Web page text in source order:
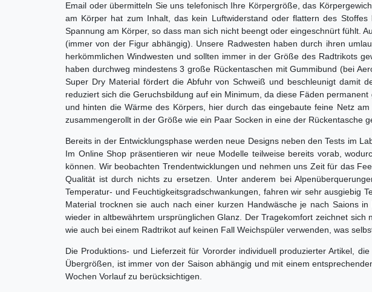
Email oder übermitteln Sie uns telefonisch Ihre Körpergröße, das
am Körper hat zum Inhalt, das kein Luftwiderstand oder flattern des
Spannung am Körper, so dass man sich nicht beengt oder eingeschnürt fühlt.
(immer von der Figur abhängig). Unsere Radwesten haben durch ihren
herkömmlichen Windwesten und sollten immer in der Größe des Radtrikots
haben durchweg mindestens 3 große Rückentaschen mit Gummibund (bei
Super Dry Material fördert die Abfuhr von Schweiß und beschleunigt damit
reduziert sich die Geruchsbildung auf ein Minimum, da diese Fäden
und hinten die Wärme des Körpers, hier durch das eingebaute feine Netz
zusammengerollt in der Größe wie ein Paar Socken in eine der Rückentasche
Bereits in der Entwicklungsphase werden neue Designs neben den Tests im
Im Online Shop präsentieren wir neue Modelle teilweise bereits vorab,
können. Wir beobachten Trendentwicklungen und nehmen uns Zeit für das
Qualität ist durch nichts zu ersetzen. Unter anderem bei
Temperatur- und Feuchtigkeitsgradschwankungen, fahren wir sehr ausgiebig
Material trocknen sie auch nach einer kurzen Handwäsche je nach Saions
wieder in altbewährtem ursprünglichen Glanz. Der Tragekomfort zeichnet
wie auch bei einem Radtrikot auf keinen Fall Weichspüler verwenden, was
Die Produktions- und Lieferzeit für Vororder individuell produzierter Artikel,
Übergrößen, ist immer von der Saison abhängig und mit einem
Wochen Vorlauf zu berücksichtigen.